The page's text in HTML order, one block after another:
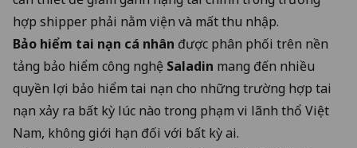
hợp shipper phải nằm viện và mất thu nhập.
Bảo hiểm tai nạn cá nhân được phân phối trên nền
tảng bảo hiểm công nghệ Saladin mang đến nhiều
quyền lợi bảo hiểm tai nạn cho những trường hợp tai
nạn xảy ra bất kỳ lúc nào trong phạm vi lãnh thổ Việt
Nam, không giới hạn đối với bất kỳ ai.